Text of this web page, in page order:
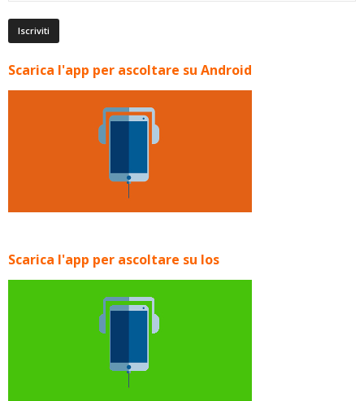
Scarica l'app per ascoltare su Android
Scarica l'app per ascoltare su Ios